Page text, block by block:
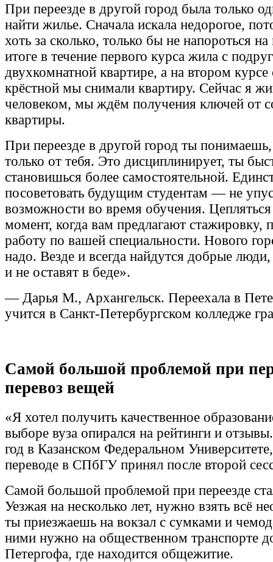
При переезде в другой город была только
найти жилье. Сначала искала недорогое,
хоть за сколько, только бы не напороться
итоге в течение первого курса жила с
двухкомнатной квартире, а на втором
крёстной мы снимали квартиру. Сейчас я
человеком, мы ждём получения ключей от
квартиры.
При переезде в другой город ты понимаешь,
только от тебя. Это дисциплинирует, ты
становишься более самостоятельной.
посоветовать будущим студентам — не
возможности во время обучения.
момент, когда вам предлагают стажировку,
работу по вашей специальности. Нового
надо. Везде и всегда найдутся добрые
и не оставят в беде».
— Дарья М., Архангельск. Переехала в
учится в Санкт-Петербургском колледже
Самой большой проблемой при
перевоз вещей
«Я хотел получить качественное
выборе вуза опирался на рейтинги и
год в Казанском Федеральном
переводе в СПбГУ принял после второй
Самой большой проблемой при переезде
Уезжая на несколько лет, нужно взять всё
ты приезжаешь на вокзал с сумками и
ними нужно на общественном транспорте
Петергофа, где находится общежитие.